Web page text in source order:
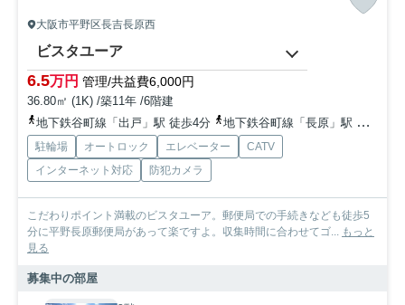
大阪市平野区長吉長原西
ビスタユーア
6.5万円 管理/共益費6,000円
36.80㎡ (1K) /築11年 /6階建
地下鉄谷町線「出戸」駅 徒歩4分
地下鉄谷町線「長原」駅 徒歩16分
駐輪場 オートロック エレベーター
CATV
インターネット対応
防犯カメラ
こだわりポイント満載のビスタユーア。郵便局での手続きなども徒歩5
分に平野長原郵便局があって楽ですよ。収集時間に合わせてゴ... もっと
見る
募集中の部屋